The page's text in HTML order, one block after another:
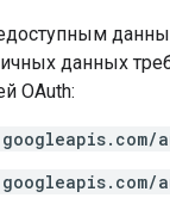
данных
OAuth: